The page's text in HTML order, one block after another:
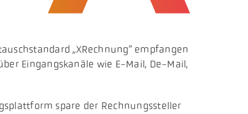
„XRechnung” empfangen
Eingangskanäle wie E-Mail, De-Mail,
spare der Rechnungssteller